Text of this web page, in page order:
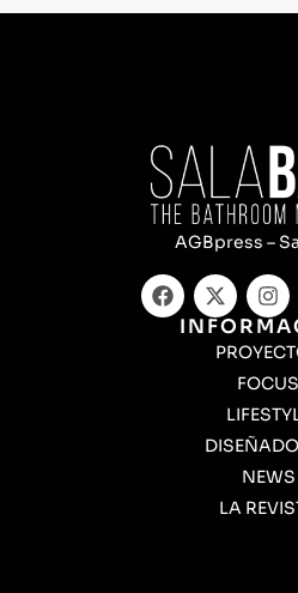
AGBpress –
FOCUS
NEWS
LA